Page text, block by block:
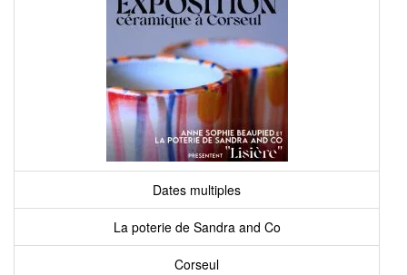
Dates multiples
La poterie de Sandra and Co
Corseul